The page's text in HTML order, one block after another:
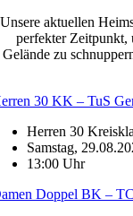
Unsere aktuellen
perfekter Zeitpunkt,
Gelände zu
30 KK – TuS
Herren 30
Samstag,
13:00 Uhr
Doppel BK –